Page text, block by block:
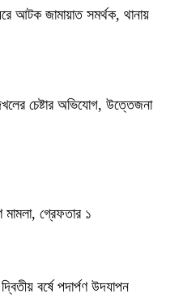
আটক জামায়াত সমর্থক, থানায়
চেষ্টার অভিযোগ, উত্তেজনা
মামলা, গ্রেফতার ১
বর্ষে পদার্পণ উদযাপন